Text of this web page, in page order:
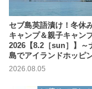
セブ島英語漬け！冬休
キャンプ＆親子キャン
2026【8.2［sun］】～
島でアイランドホッピ
2026.08.05